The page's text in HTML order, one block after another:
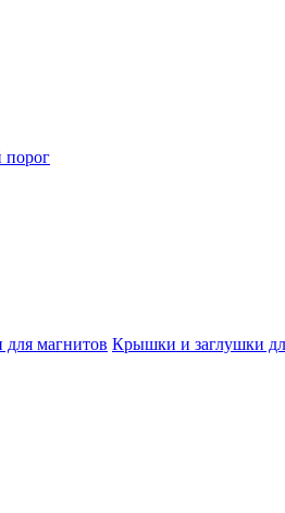
порог
магнитов Крышки и заглушки